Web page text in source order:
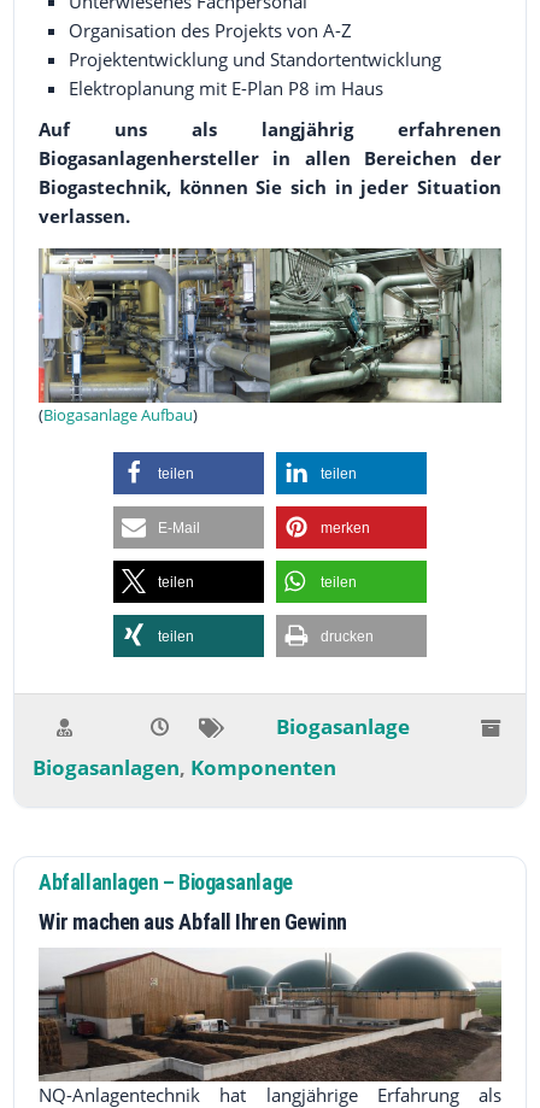
Organisation des Projekts von A-Z
Projektentwicklung und Standortentwicklung
Elektroplanung mit E-Plan P8 im Haus
Auf uns als langjährig erfahrenen
Biogasanlagenhersteller in allen Bereichen der
Biogastechnik, können Sie sich in jeder Situation
verlassen.
(Biogasanlage Aufbau)
teilen teilen
E-Mail merken
teilen teilen
teilen drucken
Biogasanlage
Biogasanlagen, Komponenten
Abfallanlagen – Biogasanlage
Wir machen aus Abfall Ihren Gewinn
NQ-Anlagentechnik hat langjährige Erfahrung als